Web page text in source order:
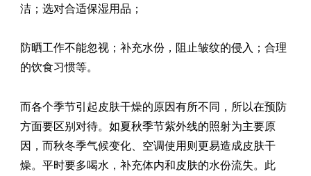
洁；选对合适保湿用品；
防晒工作不能忽视；补充水份，阻止皱纹的侵入；合理
的饮食习惯等。
而各个季节引起皮肤干燥的原因有所不同，所以在预防
方面要区别对待。如夏秋季节紫外线的照射为主要原
因，而秋冬季气候变化、空调使用则更易造成皮肤干
燥。平时要多喝水，补充体内和皮肤的水份流失。此